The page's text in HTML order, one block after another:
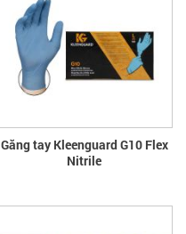
Găng tay Kleenguard G10 Flex
Nitrile